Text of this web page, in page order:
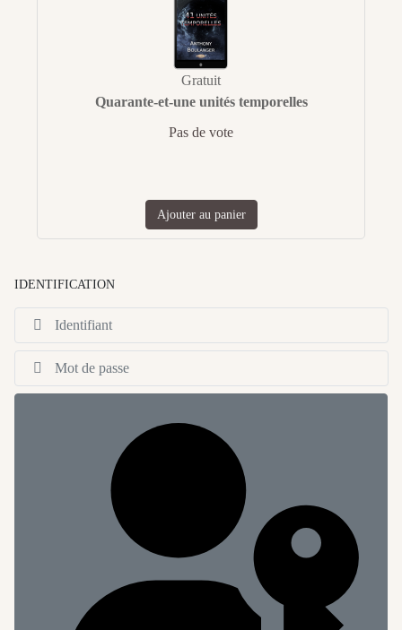
Gratuit
Quarante-et-une unités temporelles
Pas de vote
Ajouter au panier
IDENTIFICATION